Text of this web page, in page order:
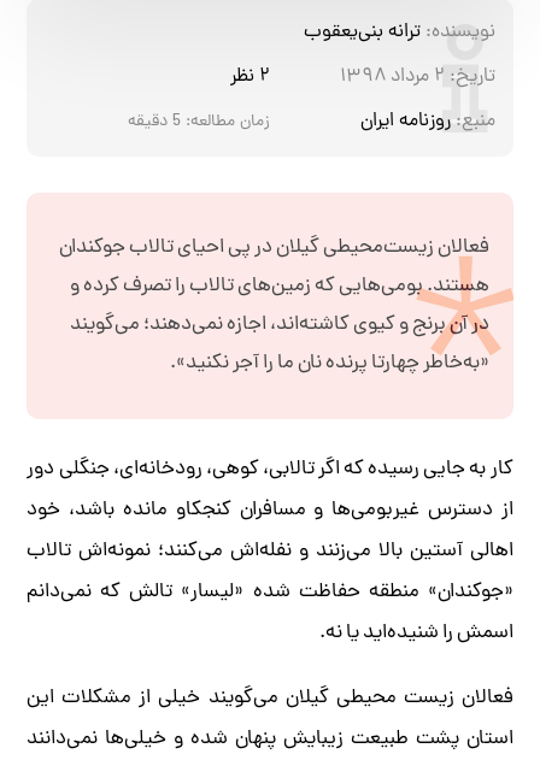
نویسنده: ترانه بنی‌یعقوب
تاریخ: ۲ مرداد ۱۳۹۸
۲ نظر
منبع: روزنامه ایران زمان مطالعه: 5 دقیقه
فعالان زیست‌محیطی گیلان در پی احیای تالاب جوکندان
هستند. بومی‌هایی که زمین‌های تالاب را تصرف کرده و
در آن برنج و کیوی کاشته‌اند، اجازه نمی‌دهند؛ می‌گویند
«به‌خاطر چهارتا پرنده نان ما را آجر نکنید».
کار به جایی رسیده که اگر تالابی، کوهی، رودخانه‌ای، جنگلی دور
از دسترس غیربومی‌ها و مسافران کنجکاو مانده باشد، خود
اهالی آستین بالا می‌زنند و نفله‌اش می‌کنند؛ نمونه‌اش تالاب
«جوکندان» منطقه حفاظت شده «لیسار» تالش که نمی‌دانم
اسمش را شنیده‌اید یا نه.
فعالان زیست محیطی گیلان می‌گویند خیلی از مشکلات این
استان پشت طبیعت زیبایش پنهان شده و خیلی‌ها نمی‌دانند